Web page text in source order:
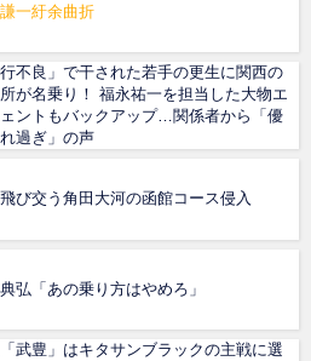
一紆余曲折
行不良」で干された若手の更生に関西の
が名乗り！ 福永祐一を担当した大物エ
ントもバックアップ…関係者から「優
過ぎ」の声
び交う角田大河の函館コース侵入
弘「あの乗り方はやめろ」
武豊」はキタサンブラックの主戦に選